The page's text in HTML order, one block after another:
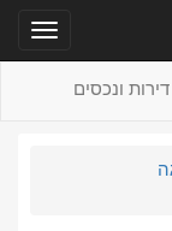
דירות ונכסים